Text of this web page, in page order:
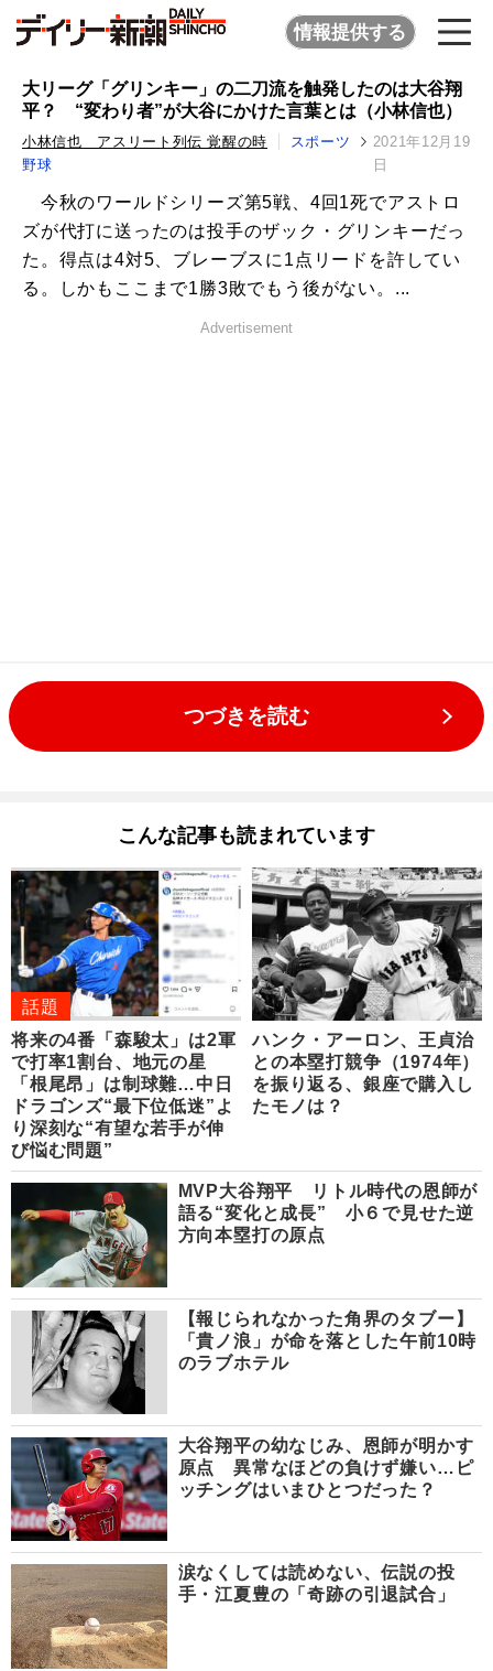
情報提供する
大リーグ「グリンキー」の二刀流を触発したのは大谷翔
平？ “変わり者”が大谷にかけた言葉とは（小林信也）
小林信也 アスリート列伝 覚醒の時
スポーツ
野球
2021年12月19
日
今秋のワールドシリーズ第5戦、4回1死でアストロ
ズが代打に送ったのは投手のザック・グリンキーだっ
た。得点は4対5、ブレーブスに1点リードを許してい
る。しかもここまで1勝3敗でもう後がない。...
Advertisement
つづきを読む
こんな記事も読まれています
話題
将来の4番「森駿太」は2軍
で打率1割台、地元の星
「根尾昂」は制球難…中日
ドラゴンズ“最下位低迷”よ
り深刻な“有望な若手が伸
び悩む問題”
ハンク・アーロン、王貞治
との本塁打競争（1974年）
を振り返る、銀座で購入し
たモノは？
MVP大谷翔平 リトル時代の恩師が
語る“変化と成長” 小６で見せた逆
方向本塁打の原点
【報じられなかった角界のタブー】
「貴ノ浪」が命を落とした午前10時
のラブホテル
大谷翔平の幼なじみ、恩師が明かす
原点 異常なほどの負けず嫌い…ピ
ッチングはいまひとつだった？
涙なくしては読めない、伝説の投
手・江夏豊の「奇跡の引退試合」